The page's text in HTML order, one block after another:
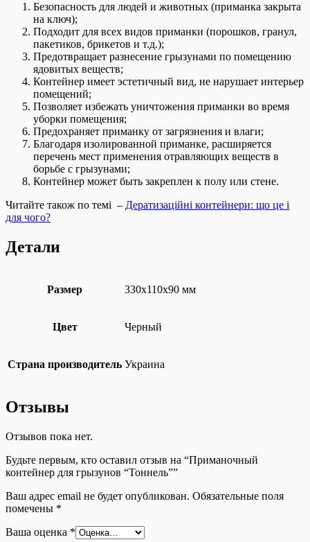
Безопасность для людей и животных (приманка закрыта
на ключ);
Подходит для всех видов приманки (порошков, гранул,
пакетиков, брикетов и т.д.);
Предотвращает разнесение грызунами по помещению
ядовитых веществ;
Контейнер имеет эстетичный вид, не нарушает интерьер
помещений;
Позволяет избежать уничтожения приманки во время
уборки помещения;
Предохраняет приманку от загрязнения и влаги;
Благодаря изолированной приманке, расширяется
перечень мест применения отравляющих веществ в
борьбе с грызунами;
Контейнер может быть закреплен к полу или стене.
Читайте також по темі – Дератизаційні контейнери: що це і
для чого?
Детали
Размер 330х110х90 мм
Цвет Черный
Страна производитель Украина
Отзывы
Отзывов пока нет.
Будьте первым, кто оставил отзыв на “Приманочный
контейнер для грызунов “Тоннель””
Ваш адрес email не будет опубликован. Обязательные поля
помечены *
Ваша оценка *